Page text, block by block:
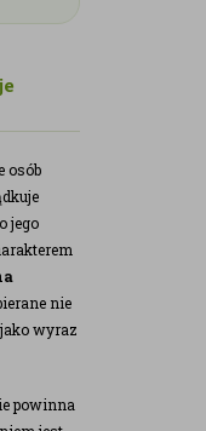
osób
jego
nie
wyraz
powinna